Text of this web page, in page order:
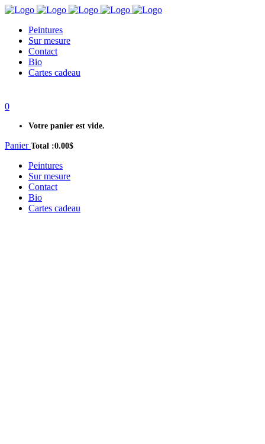
Peintures
Sur mesure
Contact
Bio
Cartes cadeau
0
Votre panier est vide.
Panier Total :0.00$
Peintures
Sur mesure
Contact
Bio
Cartes cadeau